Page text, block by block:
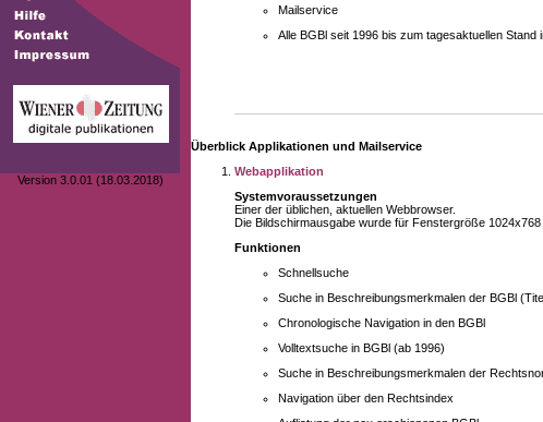
Version 3.0.01 (18.03.2018)
Mailservice
Alle BGBl seit 1996 bis zum tagesaktuellen
Überblick Applikationen und Mailservice
Webapplikation
Systemvoraussetzungen
Einer der üblichen, aktuellen Webbrowser.
Die Bildschirmausgabe wurde für Fenstergröße
Funktionen
Schnellsuche
Suche in Beschreibungsmerkmalen der BGBl
Chronologische Navigation in den BGBl
Volltextsuche in BGBl (ab 1996)
Suche in Beschreibungsmerkmalen der
Navigation über den Rechtsindex